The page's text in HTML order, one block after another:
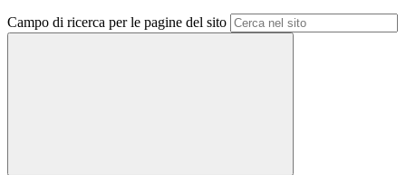
Campo di ricerca per le pagine del sito